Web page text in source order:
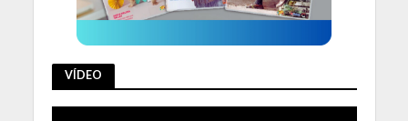
VÍDEO